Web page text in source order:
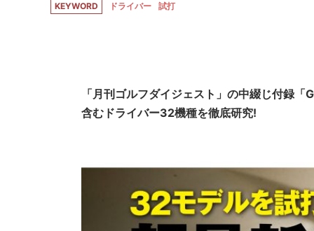
KEYWORD ドライバー 試打
「月刊ゴルフダイジェスト」の中綴じ付録
含むドライバー32機種を徹底研究!